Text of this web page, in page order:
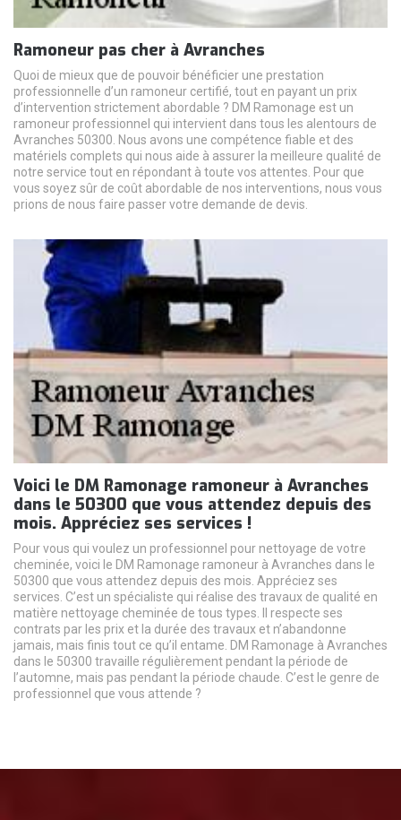
Ramoneur pas cher à Avranches
Quoi de mieux que de pouvoir bénéficier une prestation
professionnelle d’un ramoneur certifié, tout en payant un prix
d’intervention strictement abordable ? DM Ramonage est un
ramoneur professionnel qui intervient dans tous les alentours de
Avranches 50300. Nous avons une compétence fiable et des
matériels complets qui nous aide à assurer la meilleure qualité de
notre service tout en répondant à toute vos attentes. Pour que
vous soyez sûr de coût abordable de nos interventions, nous vous
prions de nous faire passer votre demande de devis.
Voici le DM Ramonage ramoneur à Avranches
dans le 50300 que vous attendez depuis des
mois. Appréciez ses services !
Pour vous qui voulez un professionnel pour nettoyage de votre
cheminée, voici le DM Ramonage ramoneur à Avranches dans le
50300 que vous attendez depuis des mois. Appréciez ses
services. C’est un spécialiste qui réalise des travaux de qualité en
matière nettoyage cheminée de tous types. Il respecte ses
contrats par les prix et la durée des travaux et n’abandonne
jamais, mais finis tout ce qu’il entame. DM Ramonage à Avranches
dans le 50300 travaille régulièrement pendant la période de
l’automne, mais pas pendant la période chaude. C’est le genre de
professionnel que vous attende ?